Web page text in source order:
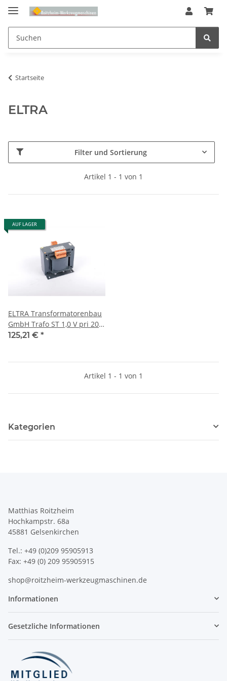
Startseite
ELTRA
Filter und Sortierung
Artikel 1 - 1 von 1
AUF LAGER
ELTRA Transformatorenbau
GmbH Trafo ST 1,0 V pri 208-
230-380-400-415-440-460-
125,21 € *
Artikel 1 - 1 von 1
Kategorien
Matthias Roitzheim
Hochkampstr. 68a
45881 Gelsenkirchen
Tel.: +49 (0)209 95905913
Fax: +49 (0) 209 95905915
shop@roitzheim-werkzeugmaschinen.de
Informationen
Gesetzliche Informationen